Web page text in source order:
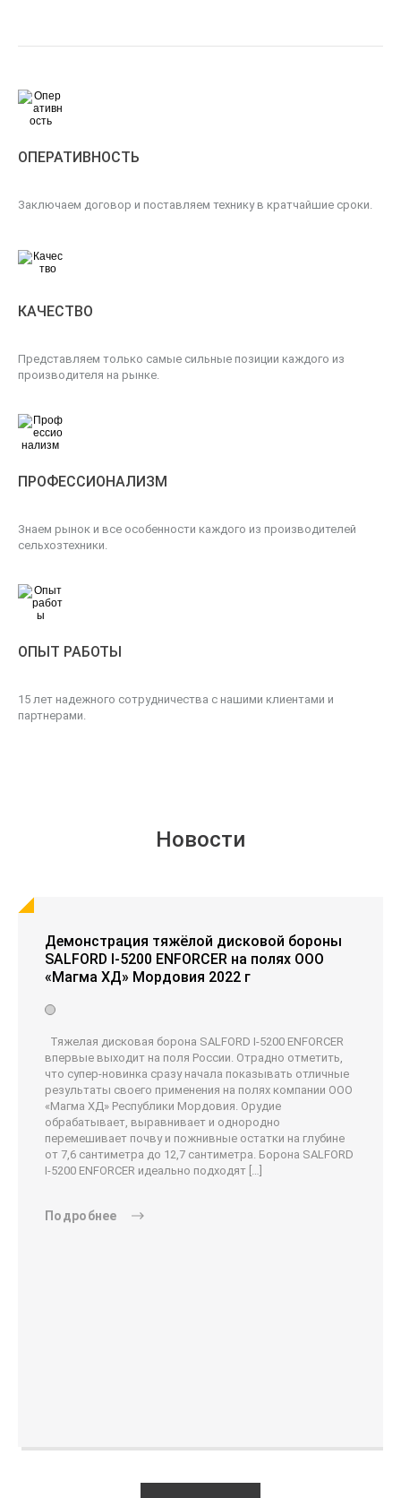
ОПЕРАТИВНОСТЬ
Заключаем договор и поставляем технику в кратчайшие сроки.
КАЧЕСТВО
Представляем только самые сильные позиции каждого из
производителя на рынке.
ПРОФЕССИОНАЛИЗМ
Знаем рынок и все особенности каждого из производителей
сельхозтехники.
ОПЫТ РАБОТЫ
15 лет надежного сотрудничества с нашими клиентами и
партнерами.
Новости
Демонстрация тяжёлой дисковой бороны
SALFORD I-5200 ENFORCER на полях ООО
«Магма ХД» Мордовия 2022 г
Тяжелая дисковая борона SALFORD I-5200 ENFORCER
впервые выходит на поля России. Отрадно отметить,
что супер-новинка сразу начала показывать отличные
результаты своего применения на полях компании ООО
«Магма ХД» Республики Мордовия. Орудие
обрабатывает, выравнивает и однородно
перемешивает почву и пожнивные остатки на глубине
от 7,6 сантиметра до 12,7 сантиметра. Борона SALFORD
I-5200 ENFORCER идеально подходят […]
Подробнее